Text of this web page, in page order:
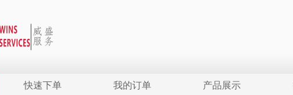
快速下单 我的订单 产品展示